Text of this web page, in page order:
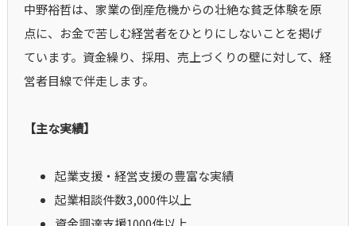
中野裕哲は、家業の倒産危機からの壮絶な貧乏体験を原
点に、お金で苦しむ経営者をひとりにしないことを掲げ
ています。資金繰り、採用、売上づくりの壁に対して、経
営者目線で伴走します。
【主な実績】
起業支援・経営支援の豊富な実績
起業相談件数3,000件以上